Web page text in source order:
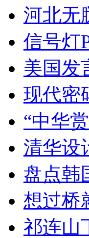
河北无
信号灯
美国发
现代密
“中华
清华设
盘点韩
想过桥
祁连山